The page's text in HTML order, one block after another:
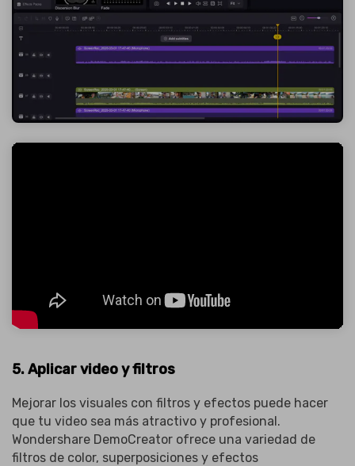
5. Aplicar video y filtros
Mejorar los visuales con filtros y efectos puede hacer
que tu video sea más atractivo y profesional.
Wondershare DemoCreator ofrece una variedad de
filtros de color, superposiciones y efectos